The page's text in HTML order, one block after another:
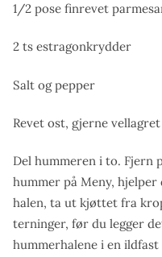
1/2 pose finrevet
2 ts estragonkrydder
Salt og pepper
Revet ost, gjerne
Del hummeren i to. Fjern
hummer på Meny, hjelper
halen, ta ut kjøttet fra
terninger, før du legger
hummerhalene i en